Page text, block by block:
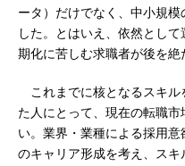
ータ）だけでなく、中小規
した。とはいえ、依然とし
期化に苦しむ求職者が後を絶
これまでに核となるスキル
た人にとって、現在の転職
い。業界・業種による採用
のキャリア形成を考え、ス